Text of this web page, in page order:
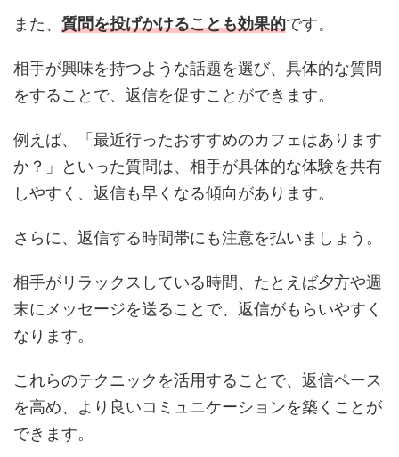
また、 質問を投げかけることも効果的です。
相手が興味を持つような話題を選び、具体的な質問
をすることで、返信を促すことができます。
例えば、「最近行ったおすすめのカフェはあります
か？」といった質問は、相手が具体的な体験を共有
しやすく、返信も早くなる傾向があります。
さらに、返信する時間帯にも注意を払いましょう。
相手がリラックスしている時間、たとえば夕方や週
末にメッセージを送ることで、返信がもらいやすく
なります。
これらのテクニックを活用することで、返信ペース
を高め、より良いコミュニケーションを築くことが
できます。